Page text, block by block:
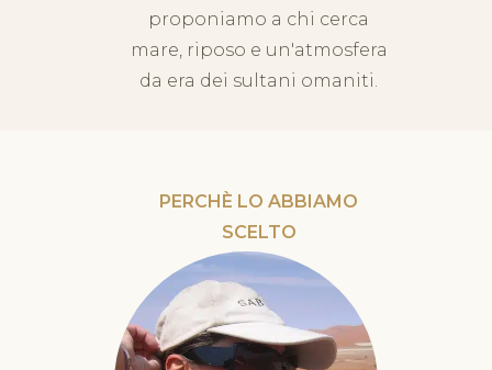
proponiamo a chi cerca
mare, riposo e un'atmosfera
da era dei sultani omaniti.
PERCHÈ LO ABBIAMO
SCELTO